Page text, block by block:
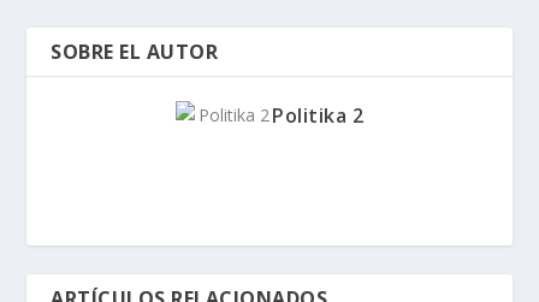
SOBRE EL AUTOR
Politika 2